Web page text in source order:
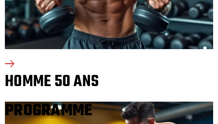
HOMME 50 ANS
PROGRAMME